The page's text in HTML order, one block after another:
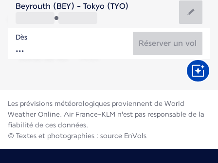
Japon
Tokyo
Japon
Durée du vol
Beyrouth (BEY) - Tokyo (TYO)
Dès
Réserver un vol
Les prévisions météorologiques proviennent de World
Weather Online. Air France-KLM n'est pas responsable de la
fiabilité de ces données.
© Textes et photographies : source EnVols